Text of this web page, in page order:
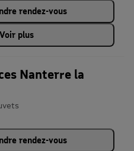
rendez-vous
Voir plus
Nanterre la
rendez-vous